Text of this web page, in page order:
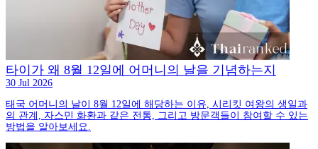
타이가 왜 8월 12일에 어머니의 날을 기념하는지
30 Jul 2026
태국 어머니의 날이 8월 12일에 해당하는 이유, 시리킷 여왕의 생일과
의 관계, 자스민 화환과 같은 전통, 그리고 방문객들이 참여할 수 있는
방법을 알아보세요.